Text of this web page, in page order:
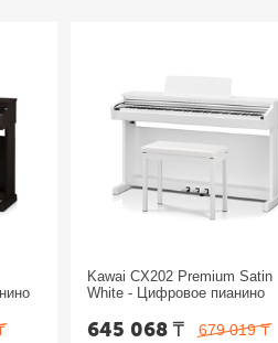
Kawai CX202 Premium Satin
White - Цифровое пианино
679 019 ₸
645 068₸